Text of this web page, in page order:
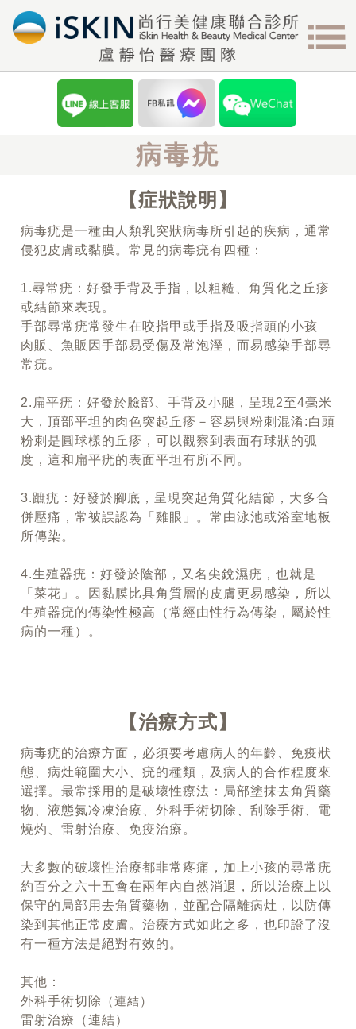
病毒疣
症狀說明
病毒疣是一種由人類乳突狀病毒所引起的疾病，通常
侵犯皮膚或黏膜。常見的病毒疣有四種：
1.尋常疣：好發手背及手指，以粗糙、角質化之丘疹
或結節來表現。
手部尋常疣常發生在咬指甲或手指及吸指頭的小孩
肉販、魚販因手部易受傷及常泡溼，而易感染手部尋
常疣。
2.扁平疣：好發於臉部、手背及小腿，呈現2至4毫米
大，頂部平坦的肉色突起丘疹－容易與粉刺混淆:白頭
粉刺是圓球樣的丘疹，可以觀察到表面有球狀的弧
度，這和扁平疣的表面平坦有所不同。
3.蹠疣：好發於腳底，呈現突起角質化結節，大多合
併壓痛，常被誤認為「雞眼」。常由泳池或浴室地板
所傳染。
4.生殖器疣：好發於陰部，又名尖銳濕疣，也就是
「菜花」。因黏膜比具角質層的皮膚更易感染，所以
生殖器疣的傳染性極高（常經由性行為傳染，屬於性
病的一種）。
治療方式
病毒疣的治療方面，必須要考慮病人的年齡、免疫狀
態、病灶範圍大小、疣的種類，及病人的合作程度來
選擇。最常採用的是破壞性療法：局部塗抹去角質藥
物、液態氮冷凍治療、外科手術切除、刮除手術、電
燒灼、雷射治療、免疫治療。
大多數的破壞性治療都非常疼痛，加上小孩的尋常疣
約百分之六十五會在兩年內自然消退，所以治療上以
保守的局部用去角質藥物，並配合隔離病灶，以防傳
染到其他正常皮膚。治療方式如此之多，也印證了沒
有一種方法是絕對有效的。
其他：
外科手術切除
（連結）
雷射治療（連結）